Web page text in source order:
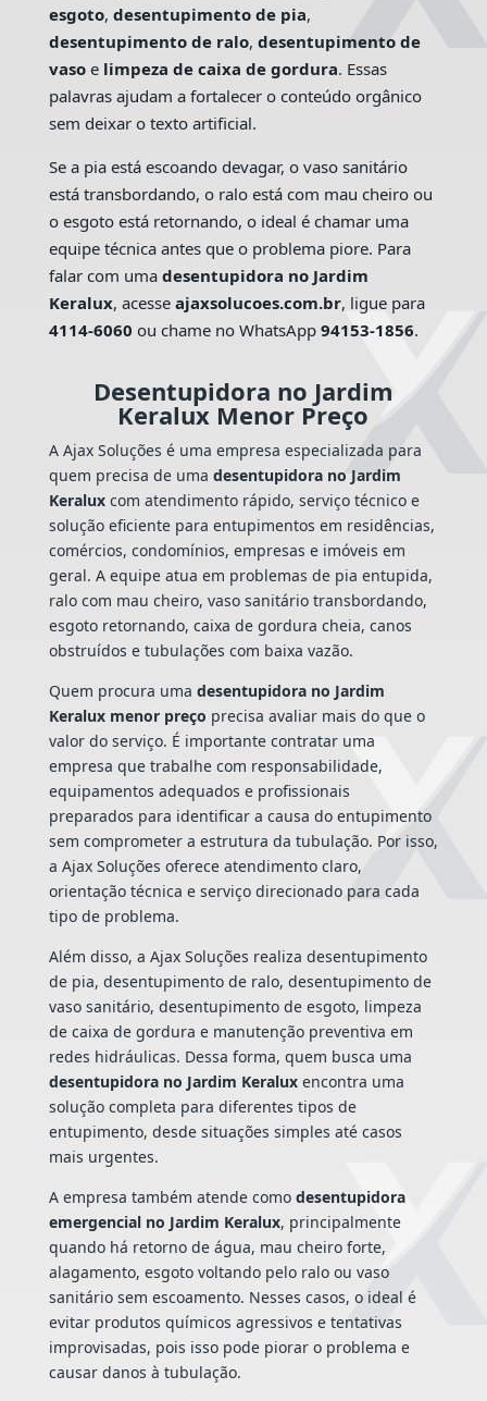
esgoto, desentupimento de pia,
desentupimento de ralo, desentupimento de
vasoe limpeza de caixa de gordura. Essas
palavras ajudam a fortalecer o conteúdo orgânico
sem deixar o texto artificial.
Se a pia está escoando devagar, o vaso sanitário
está transbordando, o ralo está com mau cheiro ou
o esgoto está retornando, o ideal é chamar uma
equipe técnica antes que o problema piore. Para
falar com uma desentupidora no Jardim
Keralux, acesse ajaxsolucoes.com.br, ligue para
4114-6060 ou chame no WhatsApp 94153-1856.
Desentupidora no Jardim
Keralux Menor Preço
A Ajax Soluções é uma empresa especializada para
quem precisa de uma desentupidora no Jardim
Keraluxcom atendimento rápido, serviço técnico e
solução eficiente para entupimentos em residências,
comércios, condomínios, empresas e imóveis em
geral. A equipe atua em problemas de pia entupida,
ralo com mau cheiro, vaso sanitário transbordando,
esgoto retornando, caixa de gordura cheia, canos
obstruídos e tubulações com baixa vazão.
Quem procura uma desentupidora no Jardim
Keralux menor preço precisa avaliar mais do que o
valor do serviço. É importante contratar uma
empresa que trabalhe com responsabilidade,
equipamentos adequados e profissionais
preparados para identificar a causa do entupimento
sem comprometer a estrutura da tubulação. Por isso,
a Ajax Soluções oferece atendimento claro,
orientação técnica e serviço direcionado para cada
tipo de problema.
Além disso, a Ajax Soluções realiza desentupimento
de pia, desentupimento de ralo, desentupimento de
vaso sanitário, desentupimento de esgoto, limpeza
de caixa de gordura e manutenção preventiva em
redes hidráulicas. Dessa forma, quem busca uma
desentupidora no Jardim Keraluxencontra uma
solução completa para diferentes tipos de
entupimento, desde situações simples até casos
mais urgentes.
A empresa também atende como desentupidora
emergencial no Jardim Keralux, principalmente
quando há retorno de água, mau cheiro forte,
alagamento, esgoto voltando pelo ralo ou vaso
sanitário sem escoamento. Nesses casos, o ideal é
evitar produtos químicos agressivos e tentativas
improvisadas, pois isso pode piorar o problema e
causar danos à tubulação.